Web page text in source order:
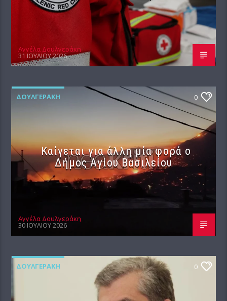
Αγγέλα Δουλγεράκη
31 ΙΟΥΛΊΟΥ 2026
ΔΟΥΛΓΕΡΆΚΗ 0
Καίγεται για άλλη μία φορά ο
Δήμος Αγίου Βασιλείου
Αγγέλα Δουλγεράκη
30 ΙΟΥΛΊΟΥ 2026
ΔΟΥΛΓΕΡΆΚΗ 0